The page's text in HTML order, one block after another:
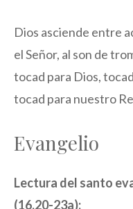
Dios asciende entre
el Señor, al son de
tocad para Dios,
tocad para nuestro
Evangelio
Lectura del santo
(16,20-23a):